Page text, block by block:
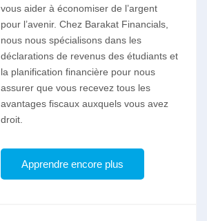
vous aider à économiser de l’argent
pour l’avenir. Chez Barakat Financials,
nous nous spécialisons dans les
déclarations de revenus des étudiants et
la planification financière pour nous
assurer que vous recevez tous les
avantages fiscaux auxquels vous avez
droit.
Apprendre encore plus